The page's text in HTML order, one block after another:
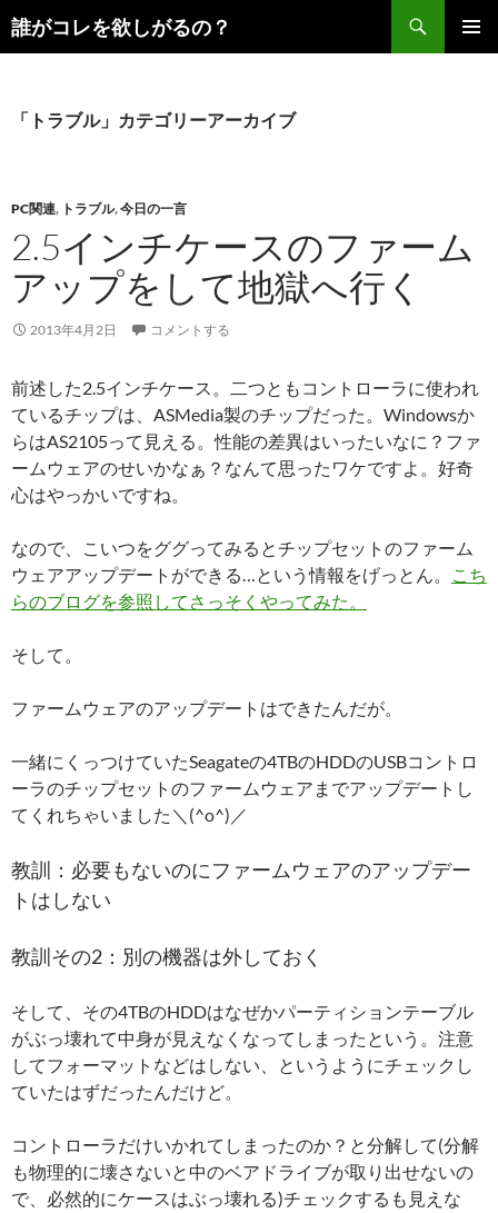
コ
ン
プ
誰がコレを欲しがるの？
検
索
「トラブル」カテゴリーアーカイブ
PC関連, トラブル,今日の一言
2.5インチケースのファーム
アップをして地獄へ行く
2013年4月2日 コメントする
前述した2.5インチケース。二つともコントローラに使われ
ているチップは、ASMedia製のチップだった。Windowsか
らはAS2105って見える。性能の差異はいったいなに？ファ
ームウェアのせいかなぁ？なんて思ったワケですよ。好奇
心はやっかいですね。
なので、こいつをググってみるとチップセットのファーム
ウェアアップデートができる…という情報をげっとん。
こち
らのブログを参照してさっそくやってみた。
そして。
ファームウェアのアップデートはできたんだが。
一緒にくっつけていたSeagateの4TBのHDDのUSBコントロ
ーラのチップセットのファームウェアまでアップデートし
てくれちゃいました＼(^o^)／
教訓：必要もないのにファームウェアのアップデー
トはしない
教訓その2：別の機器は外しておく
そして、その4TBのHDDはなぜかパーティションテーブル
がぶっ壊れて中身が見えなくなってしまったという。注意
してフォーマットなどはしない、というようにチェックし
ていたはずだったんだけど。
コントローラだけいかれてしまったのか？と分解して(分解
も物理的に壊さないと中のベアドライブが取り出せないの
で、必然的にケースはぶっ壊れる)チェックするも見えな